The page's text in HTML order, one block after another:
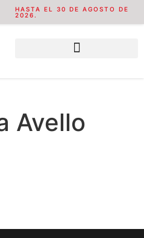
HASTA EL 30 DE AGOSTO DE
2026.
Avello